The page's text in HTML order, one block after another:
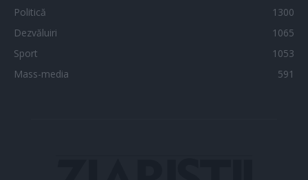
Politică
1300
Dezvăluiri
1065
Sport
1053
Mass-media
591